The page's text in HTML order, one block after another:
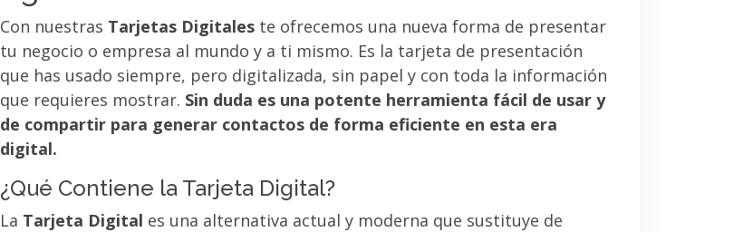
Con nuestras Tarjetas Digitales te ofrecemos una nueva forma de presentar
tu negocio o empresa al mundo y a ti mismo. Es la tarjeta de presentación
que has usado siempre, pero digitalizada, sin papel y con toda la información
que requieres mostrar. Sin duda es una potente herramienta fácil de usar y
de compartir para generar contactos de forma eficiente en esta era
digital.
¿Qué Contiene la Tarjeta Digital?
La Tarjeta Digital es una alternativa actual y moderna que sustituye de